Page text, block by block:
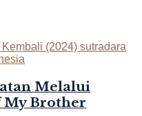
Melalui
My Brother